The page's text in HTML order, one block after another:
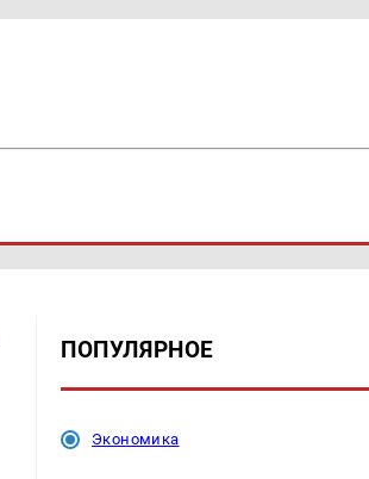
ПОПУЛЯРНОЕ
Экономика